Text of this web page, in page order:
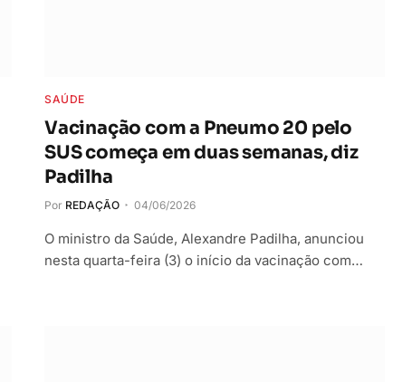
SAÚDE
Vacinação com a Pneumo 20 pelo
SUS começa em duas semanas, diz
Padilha
Por REDAÇÃO 04/06/2026
O ministro da Saúde, Alexandre Padilha, anunciou
nesta quarta-feira (3) o início da vacinação com…